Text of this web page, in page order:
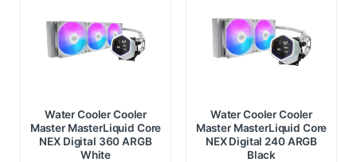
Water Cooler Cooler
Master MasterLiquid Core
NEX Digital 360 ARGB
White
Water Cooler Cooler
Master MasterLiquid Core
NEX Digital 240 ARGB
Black